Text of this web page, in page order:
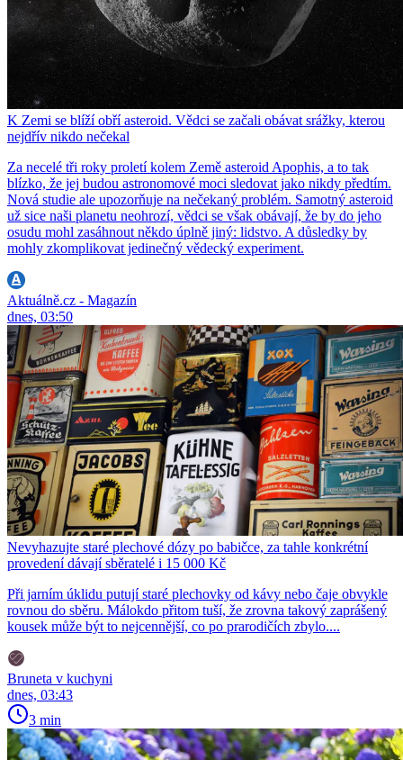
K Zemi se blíží obří asteroid. Vědci se začali obávat srážky, kterou
nejdřív nikdo nečekal
Za necelé tři roky proletí kolem Země asteroid Apophis, a to tak
blízko, že jej budou astronomové moci sledovat jako nikdy předtím.
Nová studie ale upozorňuje na nečekaný problém. Samotný asteroid
už sice naši planetu neohrozí, vědci se však obávají, že by do jeho
osudu mohl zasáhnout někdo úplně jiný: lidstvo. A důsledky by
mohly zkomplikovat jedinečný vědecký experiment.
Aktuálně.cz - Magazín
dnes, 03:50
Nevyhazujte staré plechové dózy po babičce, za tahle konkrétní
provedení dávají sběratelé i 15 000 Kč
Při jarním úklidu putují staré plechovky od kávy nebo čaje obvykle
rovnou do sběru. Málokdo přitom tuší, že zrovna takový zaprášený
kousek může být to nejcennější, co po prarodičích zbylo....
Bruneta v kuchyni
dnes, 03:43
3 min